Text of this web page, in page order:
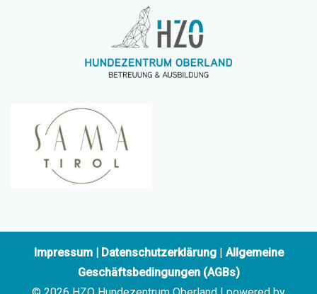
Impressum| Datenschutzerklärung| Allgemeine
Geschäftsbedingungen (AGBs)